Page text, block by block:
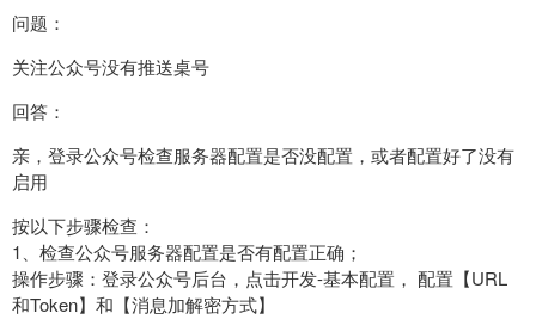
问题：
关注公众号没有推送桌号
回答：
亲，登录公众号检查服务器配置是否没配置，或者配置好了没有
启用
按以下步骤检查：
1、检查公众号服务器配置是否有配置正确；
操作步骤：登录公众号后台，点击开发-基本配置， 配置【URL
和Token】和【消息加解密方式】